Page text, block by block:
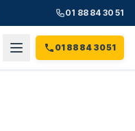
01 88 84 30 51
01 88 84 30 51